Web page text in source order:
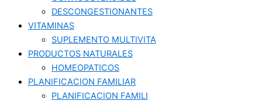
DESCONGESTIONANTES
VITAMINAS
SUPLEMENTO MULTIVITA
PRODUCTOS NATURALES
HOMEOPATICOS
PLANIFICACION FAMILIAR
PLANIFICACION FAMILI